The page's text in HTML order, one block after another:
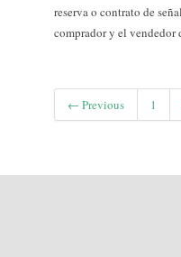
reserva o contrato de
comprador y el vendedor
← Previous 1